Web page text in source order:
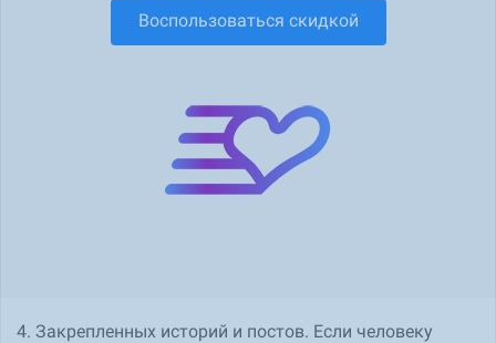
Воспользоваться скидкой
4. Закрепленных историй и постов. Если человеку